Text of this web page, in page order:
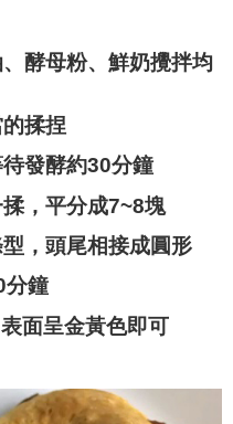
酵母粉、鮮奶攪拌均
揉捏
發酵約30分鐘
，平分成7~8塊
，頭尾相接成圓形
分鐘
面呈金黃色即可